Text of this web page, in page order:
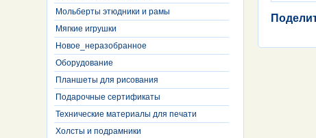
Мольберты этюдники и рамы
Мягкие игрушки
Новое_неразобранное
Оборудование
Планшеты для рисования
Подарочные сертификаты
Технические материалы для печати
Холсты и подрамники